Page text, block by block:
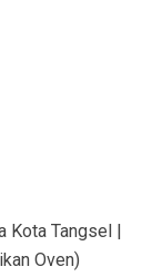
Kota Tangsel |
Oven)